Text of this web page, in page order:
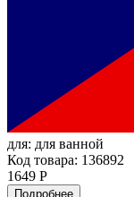
для: для ванной
Код товара: 136892
1649 Р
Подробнее